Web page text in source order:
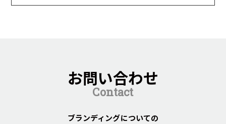
お問い合わせ
Contact
ブランディングについての